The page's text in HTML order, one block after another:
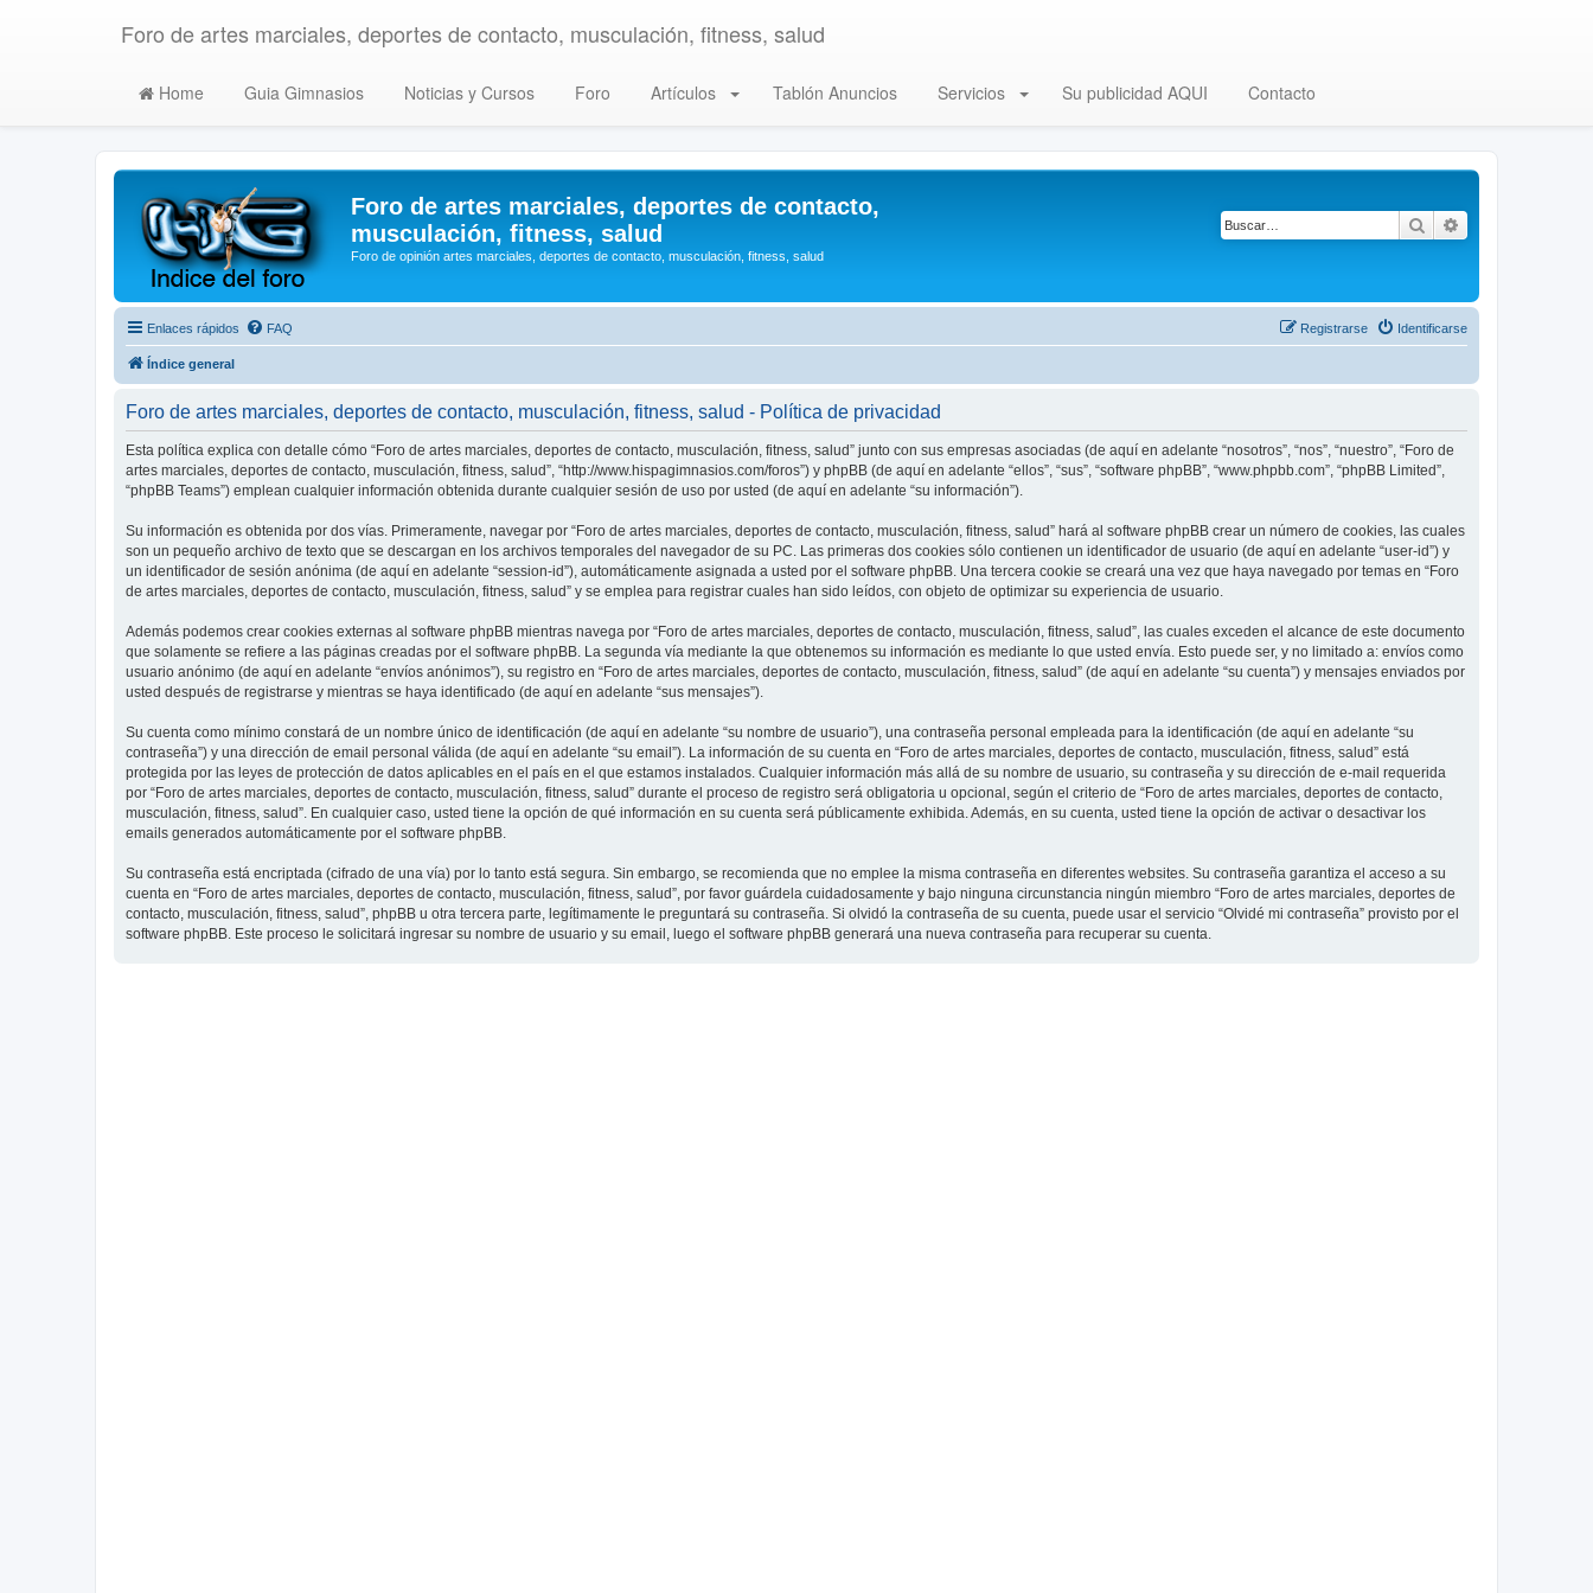
Foro de artes marciales, deportes de contacto, musculación, fitness, salud
Home Guia Gimnasios Noticias y Cursos Foro Artículos Tablón Anuncios Servicios Su publicidad AQUI Contacto
Foro de artes marciales, deportes de contacto,
musculación, fitness, salud
Foro de opinión artes marciales, deportes de contacto, musculación, fitness, salud
Buscar
Enlaces rápidos FAQ Identificarse
Registrarse
Índice general
Foro de artes marciales, deportes de contacto, musculación, fitness, salud - Política de privacidad
Esta política explica con detalle cómo “Foro de artes marciales, deportes de contacto, musculación, fitness, salud” junto con sus empresas asociadas (de aquí en adelante “nosotros”, “nos”, “nuestro”, “Foro de
artes marciales, deportes de contacto, musculación, fitness, salud”, “http://www.hispagimnasios.com/foros”) y phpBB (de aquí en adelante “ellos”, “sus”, “software phpBB”, “www.phpbb.com”, “phpBB Limited”,
“phpBB Teams”) emplean cualquier información obtenida durante cualquier sesión de uso por usted (de aquí en adelante “su información”).
Su información es obtenida por dos vías. Primeramente, navegar por “Foro de artes marciales, deportes de contacto, musculación, fitness, salud” hará al software phpBB crear un número de cookies, las cuales
son un pequeño archivo de texto que se descargan en los archivos temporales del navegador de su PC. Las primeras dos cookies sólo contienen un identificador de usuario (de aquí en adelante “user-id”) y
un identificador de sesión anónima (de aquí en adelante “session-id”), automáticamente asignada a usted por el software phpBB. Una tercera cookie se creará una vez que haya navegado por temas en “Foro
de artes marciales, deportes de contacto, musculación, fitness, salud” y se emplea para registrar cuales han sido leídos, con objeto de optimizar su experiencia de usuario.
Además podemos crear cookies externas al software phpBB mientras navega por “Foro de artes marciales, deportes de contacto, musculación, fitness, salud”, las cuales exceden el alcance de este documento
que solamente se refiere a las páginas creadas por el software phpBB. La segunda vía mediante la que obtenemos su información es mediante lo que usted envía. Esto puede ser, y no limitado a: envíos como
usuario anónimo (de aquí en adelante “envíos anónimos”), su registro en “Foro de artes marciales, deportes de contacto, musculación, fitness, salud” (de aquí en adelante “su cuenta”) y mensajes enviados por
usted después de registrarse y mientras se haya identificado (de aquí en adelante “sus mensajes”).
Su cuenta como mínimo constará de un nombre único de identificación (de aquí en adelante “su nombre de usuario”), una contraseña personal empleada para la identificación (de aquí en adelante “su
contraseña”) y una dirección de email personal válida (de aquí en adelante “su email”). La información de su cuenta en “Foro de artes marciales, deportes de contacto, musculación, fitness, salud” está
protegida por las leyes de protección de datos aplicables en el país en el que estamos instalados. Cualquier información más allá de su nombre de usuario, su contraseña y su dirección de e-mail requerida
por “Foro de artes marciales, deportes de contacto, musculación, fitness, salud” durante el proceso de registro será obligatoria u opcional, según el criterio de “Foro de artes marciales, deportes de contacto,
musculación, fitness, salud”. En cualquier caso, usted tiene la opción de qué información en su cuenta será públicamente exhibida. Además, en su cuenta, usted tiene la opción de activar o desactivar los
emails generados automáticamente por el software phpBB.
Su contraseña está encriptada (cifrado de una vía) por lo tanto está segura. Sin embargo, se recomienda que no emplee la misma contraseña en diferentes websites. Su contraseña garantiza el acceso a su
cuenta en “Foro de artes marciales, deportes de contacto, musculación, fitness, salud”, por favor guárdela cuidadosamente y bajo ninguna circunstancia ningún miembro “Foro de artes marciales, deportes de
contacto, musculación, fitness, salud”, phpBB u otra tercera parte, legítimamente le preguntará su contraseña. Si olvidó la contraseña de su cuenta, puede usar el servicio “Olvidé mi contraseña” provisto por el
software phpBB. Este proceso le solicitará ingresar su nombre de usuario y su email, luego el software phpBB generará una nueva contraseña para recuperar su cuenta.